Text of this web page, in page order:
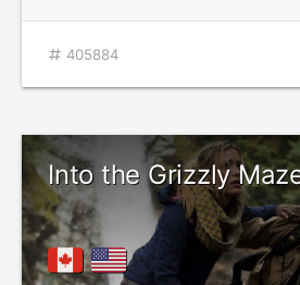
405884
Into the Grizzly